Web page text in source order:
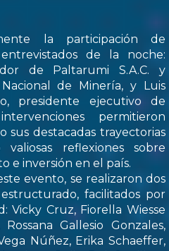
la participación de
de la noche:
de Paltarumi S.A.C. y
de Minería, y Luis
presidente ejecutivo de
permitieron
sus destacadas trayectorias
valiosas reflexiones sobre
e inversión en el país.
evento, se realizaron dos
facilitados por
Vicky Cruz, Fiorella Wiesse
Gallesio Gonzales,
Núñez, Erika Schaeffer,